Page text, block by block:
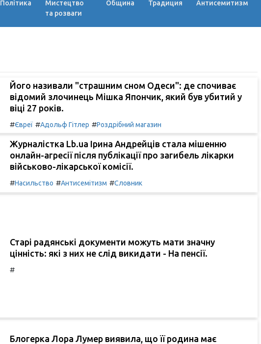
Політика
Мистецтво
та розваги
Община Традиция Антисемитизм
Його називали "страшним сном Одеси": де спочиває
відомий злочинець Мішка Япончик, який був убитий у
віці 27 років.
#Євреї #Адольф Гітлер #Роздрібний магазин
Журналістка Lb.ua Ірина Андрейців стала мішенню
онлайн-агресії після публікації про загибель лікарки
військово-лікарської комісії.
#Насильство #Антисемітизм #Словник
Старі радянські документи можуть мати значну
цінність: які з них не слід викидати - На пенсії.
#
Блогерка Лора Лумер виявила, що її родина має